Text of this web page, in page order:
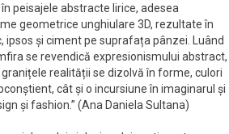
peisajele abstracte lirice, adesea
geometrice unghiulare 3D, rezultate în
și ciment pe suprafața pânzei. Luând
se revendică expresionismului abstract,
realității se dizolvă în forme, culori
cât și o incursiune în imaginarul și
și fashion.” (Ana Daniela Sultana)